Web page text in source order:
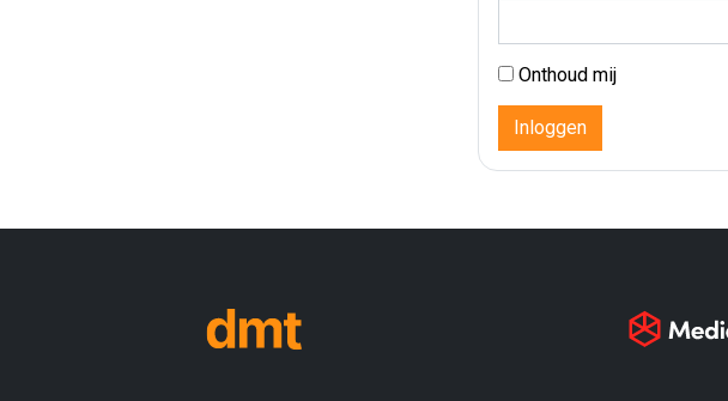
Onthoud mij